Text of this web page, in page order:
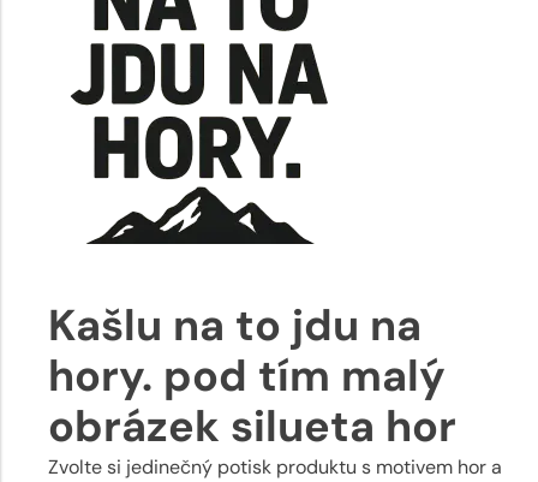
Kašlu na to jdu na
hory. pod tím malý
obrázek silueta hor
Zvolte si jedinečný potisk produktu s motivem hor a